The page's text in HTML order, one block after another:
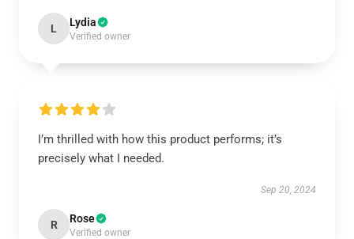
L Lydia
Verified owner
I’m thrilled with how this product performs; it’s
precisely what I needed.
Sep 20, 2024
R Rose
Verified owner